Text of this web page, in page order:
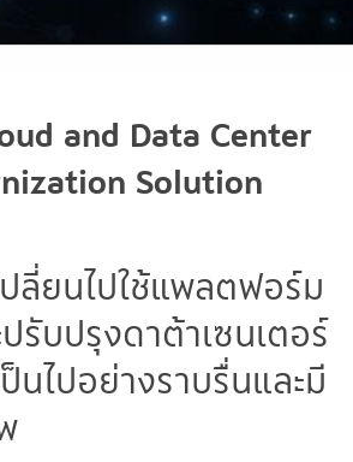
and Data Center
Solution
ปลี่ยนไปใช้แพลตฟอร์ม
รับปรุงดาต้าเซนเตอร์
นไปอย่างราบรื่นและมี